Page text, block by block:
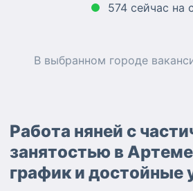
574 сейчас на
В выбранном городе
Работа няней с
занятостью в
график и достойные